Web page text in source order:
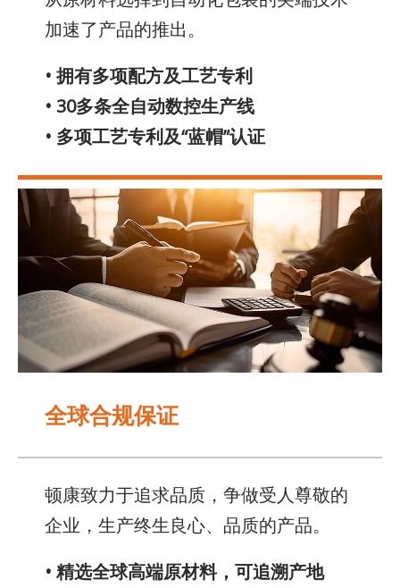
加速了产品的推出。
• 拥有多项配方及工艺专利
• 30多条全自动数控生产线
• 多项工艺专利及“蓝帽”认证
全球合规保证
顿康致力于追求品质，争做受人尊敬的
企业，生产终生良心、品质的产品。
• 精选全球高端原材料，可追溯产地